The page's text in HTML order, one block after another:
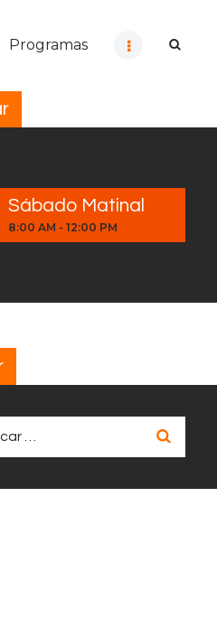
Programas
Sábado Matinal
8:00 AM -12:00 PM